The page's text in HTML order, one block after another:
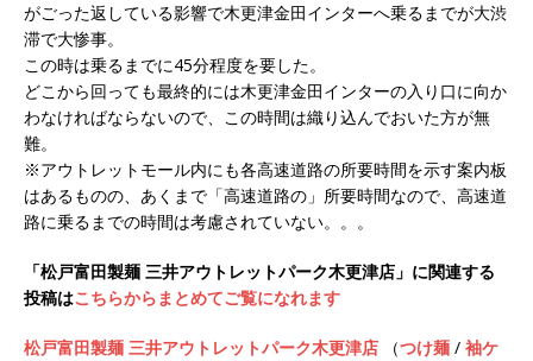
がごった返している影響で木更津金田インターへ乗るまでが大渋
滞で大惨事。
この時は乗るまでに45分程度を要した。
どこから回っても最終的には木更津金田インターの入り口に向か
わなければならないので、この時間は織り込んでおいた方が無
難。
※アウトレットモール内にも各高速道路の所要時間を示す案内板
はあるものの、あくまで「高速道路の」所要時間なので、高速道
路に乗るまでの時間は考慮されていない。。。
「松戸富田製麺 三井アウトレットパーク木更津店」に関連する
投稿はこちらからまとめてご覧になれます
松戸富田製麺 三井アウトレットパーク木更津店 （つけ麺 / 袖ケ